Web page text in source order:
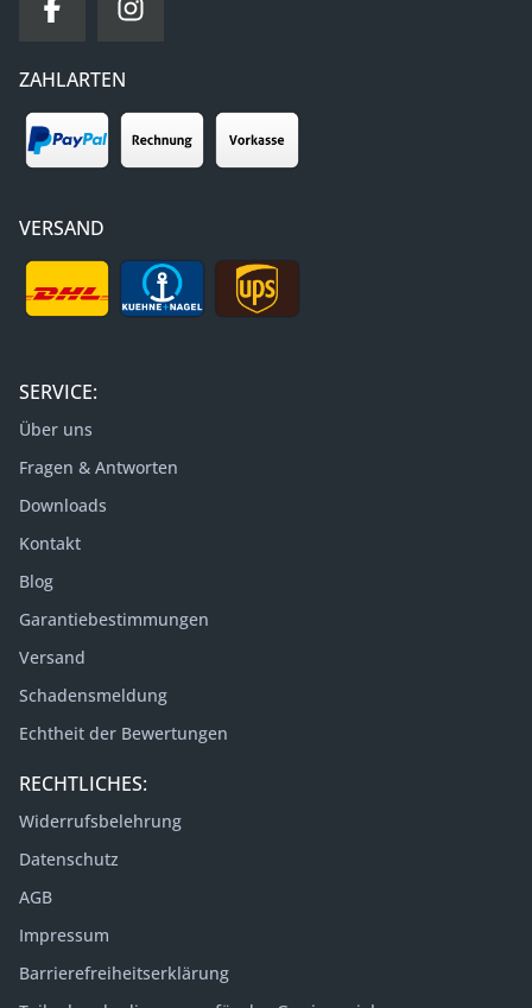
ZAHLARTEN
VERSAND
SERVICE:
Über uns
Fragen & Antworten
Downloads
Kontakt
Blog
Garantiebestimmungen
Versand
Schadensmeldung
Echtheit der Bewertungen
RECHTLICHES:
Widerrufsbelehrung
Datenschutz
AGB
Impressum
Barrierefreiheitserklärung